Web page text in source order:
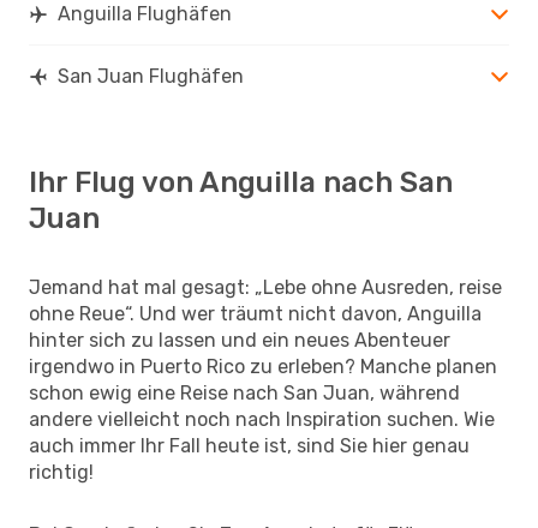
Anguilla Flughäfen
San Juan Flughäfen
Ihr Flug von Anguilla nach San
Juan
Jemand hat mal gesagt: „Lebe ohne Ausreden, reise
ohne Reue“. Und wer träumt nicht davon, Anguilla
hinter sich zu lassen und ein neues Abenteuer
irgendwo in Puerto Rico zu erleben? Manche planen
schon ewig eine Reise nach San Juan, während
andere vielleicht noch nach Inspiration suchen. Wie
auch immer Ihr Fall heute ist, sind Sie hier genau
richtig!